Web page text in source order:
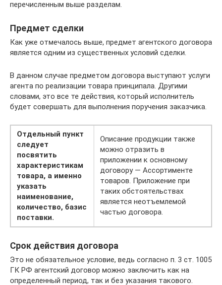
перечисленным выше разделам.
Предмет сделки
Как уже отмечалось выше, предмет агентского договора
является одним из существенных условий сделки.
В данном случае предметом договора выступают услуги
агента по реализации товара принципала. Другими
словами, это все те действия, который исполнитель
будет совершать для выполнения поручения заказчика.
Отдельный пункт
следует
посвятить
характеристикам
товара, а именно
указать
наименование,
количество, базис
поставки.
Описание продукции также
можно отразить в
приложении к основному
договору — Ассортименте
товаров. Приложение при
таких обстоятельствах
является неотъемлемой
частью договора.
Срок действия договора
Это не обязательное условие, ведь согласно п. 3 ст. 1005
ГК РФ агентский договор можно заключить как на
определенный период, так и без указания такового.